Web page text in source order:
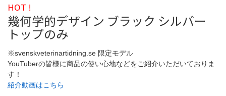
HOT !
幾何学的デザイン ブラック シルバー
トップのみ
※svenskveterinartidning.se 限定モデル
YouTuberの皆様に商品の使い心地などをご紹介いただいておりま
す！
紹介動画はこちら